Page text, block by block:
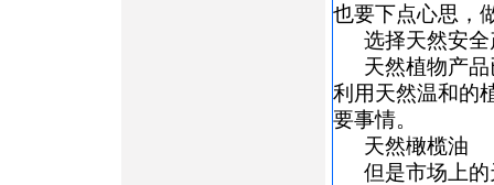
也要下点心思，
选择天然安
天然植物产
利用天然温和的
要事情。
天然橄榄油
但是市场上